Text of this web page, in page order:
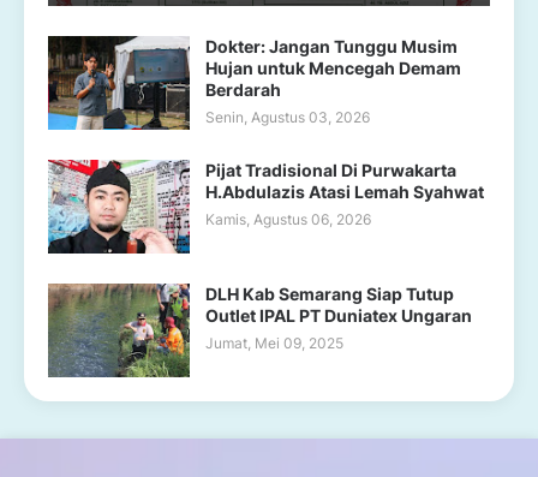
Dokter: Jangan Tunggu Musim
Hujan untuk Mencegah Demam
Berdarah
Senin, Agustus 03, 2026
Pijat Tradisional Di Purwakarta
H.Abdulazis Atasi Lemah Syahwat
Kamis, Agustus 06, 2026
DLH Kab Semarang Siap Tutup
Outlet IPAL PT Duniatex Ungaran
Jumat, Mei 09, 2025